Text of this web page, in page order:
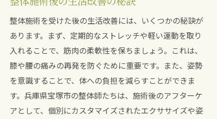
整体施術を受けた後の生活改善には、いくつかの秘訣が
あります。まず、定期的なストレッチや軽い運動を取り
入れることで、筋肉の柔軟性を保ちましょう。これは、
膝や腰の痛みの再発を防ぐために重要です。また、姿勢
を意識することで、体への負担を減らすことができま
す。兵庫県宝塚市の整体師たちは、施術後のアフターケ
アとして、個別にカスタマイズされたエクササイズや姿